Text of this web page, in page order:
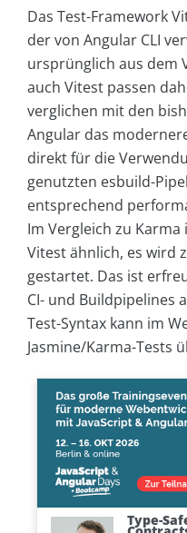
Das Test-Framework
der von Angular CLI
ursprünglich aus dem
auch Vitest passen
verglichen mit den
Angular das
direkt für die
genutzten esbuild-
entsprechend
Im Vergleich zu
Vitest ähnlich, es wird
gestartet. Das ist
CI- und Buildpipelines
Test-Syntax kann im
Jasmine/Karma-Tests